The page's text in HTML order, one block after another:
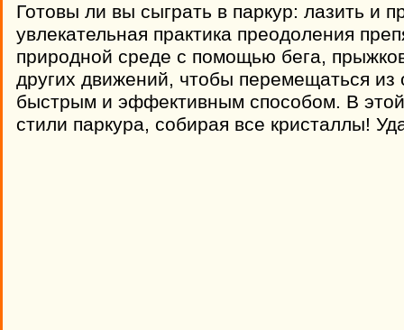
Готовы ли вы сыграть в паркур: лазить и
увлекательная практика преодоления
природной среде с помощью бега,
других движений, чтобы перемещаться
быстрым и эффективным способом. В
стили паркура, собирая все кристаллы!